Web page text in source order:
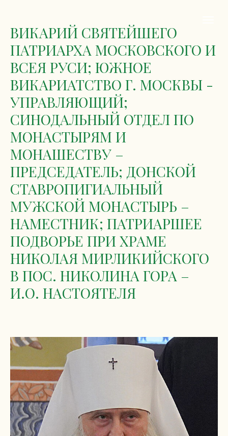
ВИКАРИЙ СВЯТЕЙШЕГО
ПАТРИАРХА МОСКОВСКОГО И
ВСЕЯ РУСИ; ЮЖНОЕ
ВИКАРИАТСТВО Г. МОСКВЫ -
УПРАВЛЯЮЩИЙ;
СИНОДАЛЬНЫЙ ОТДЕЛ ПО
МОНАСТЫРЯМ И
МОНАШЕСТВУ –
ПРЕДСЕДАТЕЛЬ; ДОНСКОЙ
СТАВРОПИГИАЛЬНЫЙ
МУЖСКОЙ МОНАСТЫРЬ –
НАМЕСТНИК; ПАТРИАРШЕЕ
ПОДВОРЬЕ ПРИ ХРАМЕ
НИКОЛАЯ МИРЛИКИЙСКОГО
В ПОС. НИКОЛИНА ГОРА –
И.О. НАСТОЯТЕЛЯ